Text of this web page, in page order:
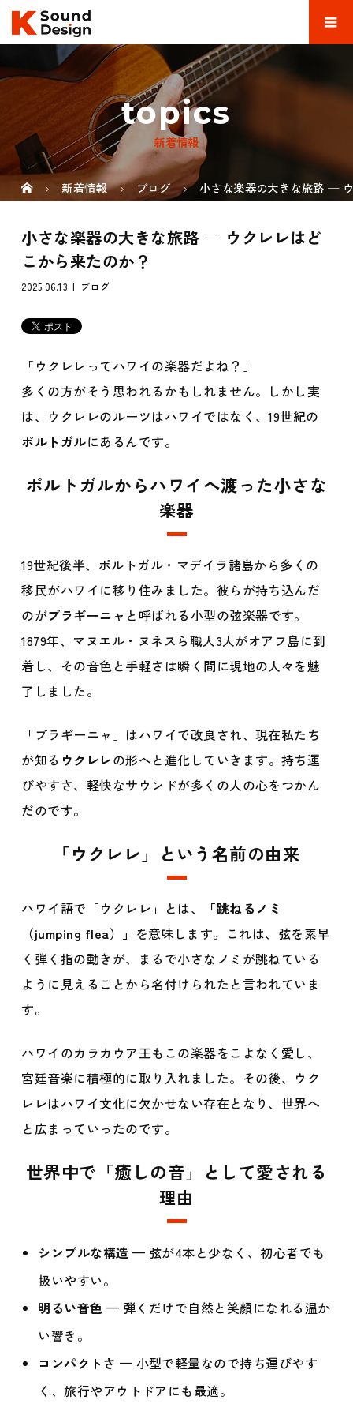
topics
新着情報
新着情報 ブログ 小さな楽器の大きな旅路 ─
小さな楽器の大きな旅路 ─ ウクレレはど
こから来たのか？
2025.06.13 ブログ
「ウクレレってハワイの楽器だよね？」
多くの方がそう思われるかもしれません。しかし実
は、ウクレレのルーツはハワイではなく、19世紀の
ポルトガルにあるんです。
ポルトガルからハワイへ渡った小さな
楽器
19世紀後半、ポルトガル・マデイラ諸島から多くの
移民がハワイに移り住みました。彼らが持ち込んだ
のがブラギーニャ と呼ばれる小型の弦楽器です。
1879年、マヌエル・ヌネスら職人3人がオアフ島に到
着し、その音色と手軽さは瞬く間に現地の人々を魅
了しました。
「ブラギーニャ」はハワイで改良され、現在私たち
が知る ウクレレの形へと進化していきます。持ち運
びやすさ、軽快なサウンドが多くの人の心をつかん
だのです。
「ウクレレ」という名前の由来
ハワイ語で「ウクレレ」とは、
「跳ねるノミ
（jumping flea）」 を意味します。これは、弦を素早
く弾く指の動きが、まるで小さなノミが跳ねている
ように見えることから名付けられたと言われていま
す。
ハワイのカラカウア王もこの楽器をこよなく愛し、
宮廷音楽に積極的に取り入れました。その後、ウク
レレはハワイ文化に欠かせない存在となり、世界へ
と広まっていったのです。
世界中で「癒しの音」として愛される
理由
シンプルな構造 — 弦が4本と少なく、初心者でも
扱いやすい。
明るい音色 — 弾くだけで自然と笑顔になれる温か
い響き。
コンパクトさ — 小型で軽量なので持ち運びやす
く、旅行やアウトドアにも最適。